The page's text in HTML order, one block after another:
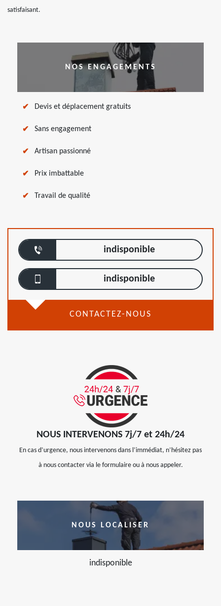
satisfaisant.
NOS ENGAGEMENTS
Devis et déplacement gratuits
Sans engagement
Artisan passionné
Prix imbattable
Travail de qualité
indisponible
indisponible
CONTACTEZ-NOUS
NOUS INTERVENONS 7j/7 et 24h/24
En cas d’urgence, nous intervenons dans l’immédiat, n’hésitez pas
à nous contacter via le formulaire ou à nous appeler.
NOUS LOCALISER
indisponible